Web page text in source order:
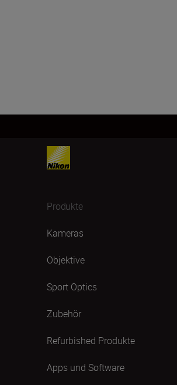
Produkte
Kameras
Objektive
Sport Optics
Zubehör
Refurbished Produkte
Apps und Software